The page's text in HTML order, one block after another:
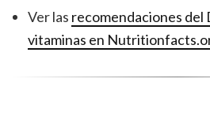
Ver las recomendaciones del
vitaminas en